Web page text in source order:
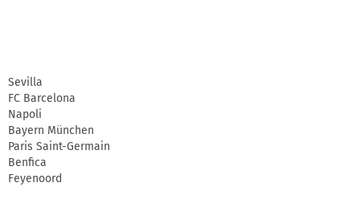
Sevilla
FC Barcelona
Napoli
Bayern München
Paris Saint-Germain
Benfica
Feyenoord